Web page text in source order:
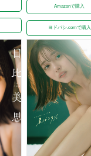
Amazonで購入
ヨドバシ.comで購入